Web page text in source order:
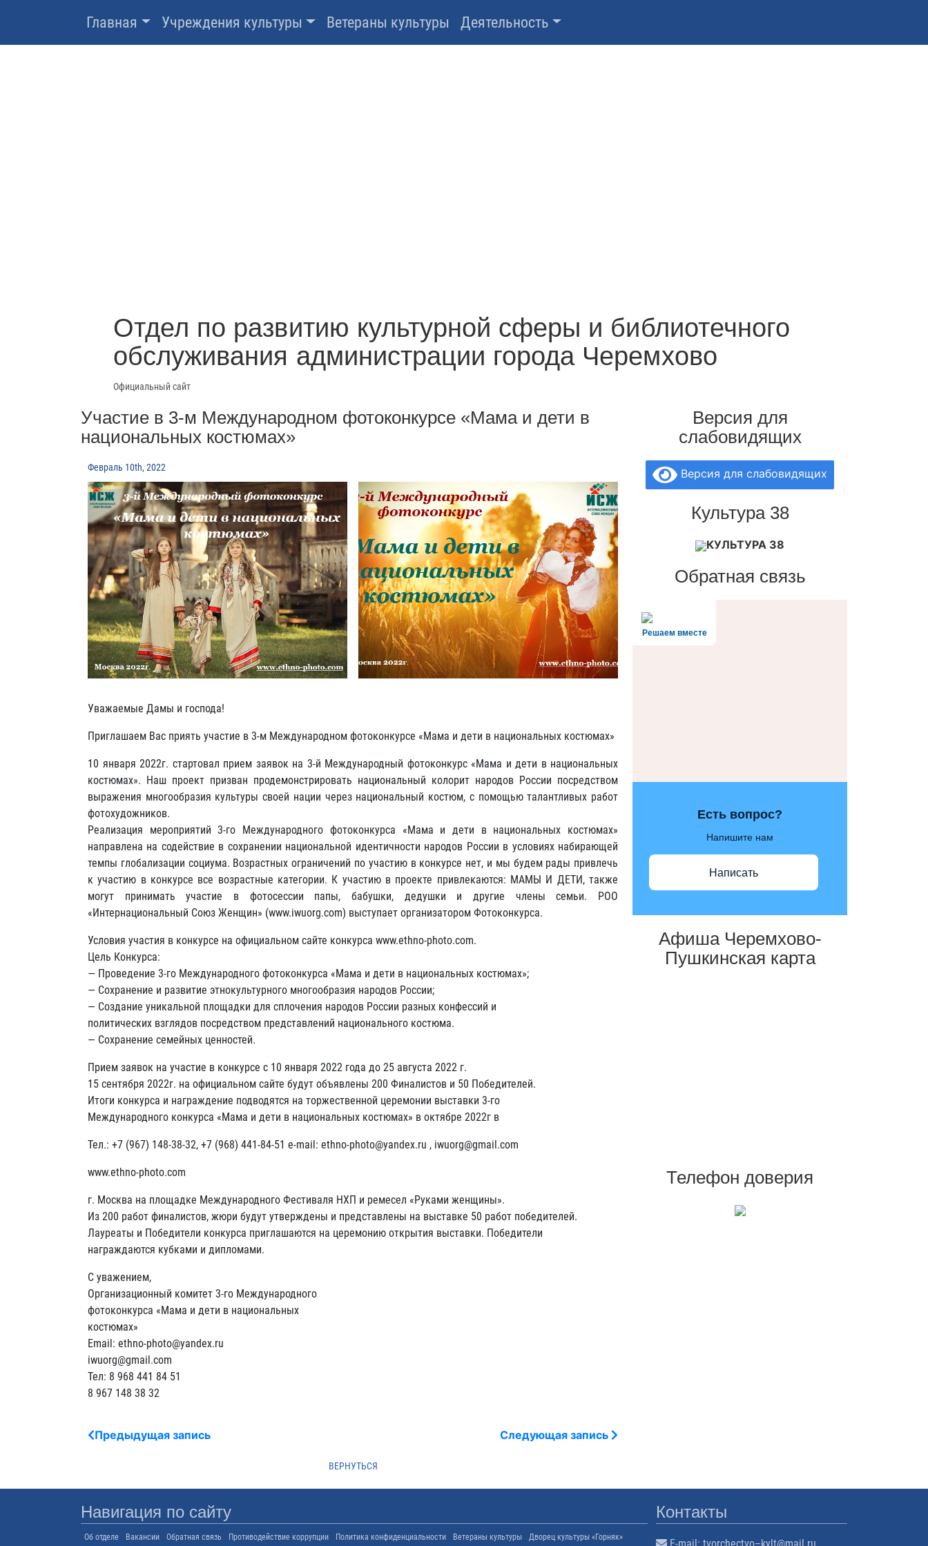
Главная Учреждения культуры Ветераны культуры Деятельность
Отдел по развитию культурной сферы и библиотечного
обслуживания администрации города Черемхово
Официальный сайт
Участие в 3-м Международном фотоконкурсе «Мама и дети в
национальных костюмах»
Февраль 10th, 2022
Уважаемые Дамы и господа!
Приглашаем Вас приять участие в 3-м Международном фотоконкурсе «Мама и дети в национальных костюмах»
10 января 2022г. стартовал прием заявок на 3-й Международный фотоконкурс «Мама и дети в национальных
костюмах». Наш проект призван продемонстрировать национальный колорит народов России посредством
выражения многообразия культуры своей нации через национальный костюм, с помощью талантливых работ
фотохудожников.
Реализация мероприятий 3-го Международного фотоконкурса «Мама и дети в национальных костюмах»
направлена на содействие в сохранении национальной идентичности народов России в условиях набирающей
темпы глобализации социума. Возрастных ограничений по участию в конкурсе нет, и мы будем рады привлечь
к участию в конкурсе все возрастные категории. К участию в проекте привлекаются: МАМЫ И ДЕТИ, также
могут принимать участие в фотосессии папы, бабушки, дедушки и другие члены семьи. РОО
«Интернациональный Союз Женщин» (www.iwuorg.com) выступает организатором Фотоконкурса.
Условия участия в конкурсе на официальном сайте конкурса www.ethno-photo.com.
Цель Конкурса:
— Проведение 3-го Международного фотоконкурса «Мама и дети в национальных костюмах»;
— Сохранение и развитие этнокультурного многообразия народов России;
— Создание уникальной площадки для сплочения народов России разных конфессий и
политических взглядов посредством представлений национального костюма.
— Сохранение семейных ценностей.
Прием заявок на участие в конкурсе с 10 января 2022 года до 25 августа 2022 г.
15 сентября 2022г. на официальном сайте будут объявлены 200 Финалистов и 50 Победителей.
Итоги конкурса и награждение подводятся на торжественной церемонии выставки 3-го
Международного конкурса «Мама и дети в национальных костюмах» в октябре 2022г в
Тел.: +7 (967) 148-38-32, +7 (968) 441-84-51 e-mail: ethno-photo@yandex.ru , iwuorg@gmail.com
www.ethno-photo.com
г. Москва на площадке Международного Фестиваля НХП и ремесел «Руками женщины».
Из 200 работ финалистов, жюри будут утверждены и представлены на выставке 50 работ победителей.
Лауреаты и Победители конкурса приглашаются на церемонию открытия выставки. Победители
награждаются кубками и дипломами.
С уважением,
Организационный комитет 3-го Международного
фотоконкурса «Мама и дети в национальных
костюмах»
Email: ethno-photo@yandex.ru
iwuorg@gmail.com
Тел: 8 968 441 84 51
8 967 148 38 32
Предыдущая запись Следующая запись
Версия для
слабовидящих
Версия для слабовидящих
Культура 38
КУЛЬТУРА 38
Обратная связь
Решаем вместе
Есть вопрос?
Напишите нам
Написать
Афиша Черемхово-
Пушкинская карта
Телефон доверия
Навигация по сайту
Об отделе Вакансии Обратная связь Противодействие коррупции Политика конфиденциальности Ветераны культуры Дворец культуры «Горняк»
Контакты